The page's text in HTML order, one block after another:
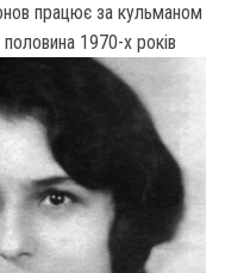
працює за кульманом
1970-х років